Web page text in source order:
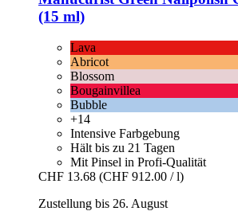
(15 ml)
Lava
Abricot
Blossom
Bougainvillea
Bubble
+14
Intensive Farbgebung
Hält bis zu 21 Tagen
Mit Pinsel in Profi-Qualität
CHF 13.68 (CHF 912.00 / l)
Zustellung bis 26. August